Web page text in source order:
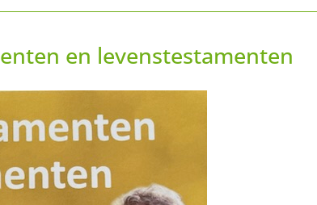
en levenstestamenten